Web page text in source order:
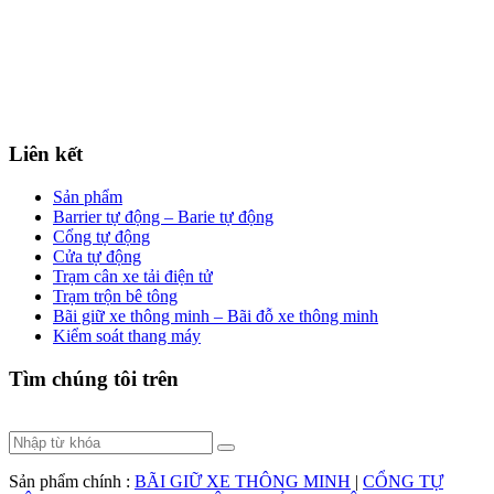
Liên kết
Sản phẩm
Barrier tự động – Barie tự động
Cổng tự động
Cửa tự động
Trạm cân xe tải điện tử
Trạm trộn bê tông
Bãi giữ xe thông minh – Bãi đỗ xe thông minh
Kiểm soát thang máy
Tìm chúng tôi trên
Sản phẩm chính : BÃI GIỮ XE THÔNG MINH
CỔNG TỰ